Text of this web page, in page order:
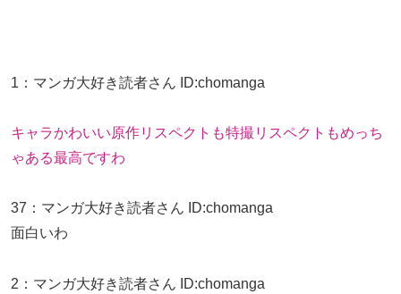
1 ： マンガ大好き読者さん ID:chomanga
キャラかわいい原作リスペクトも特撮リスペクトもめっち
ゃある最高ですわ
37 ： マンガ大好き読者さん ID:chomanga
面白いわ
2 ： マンガ大好き読者さん ID:chomanga